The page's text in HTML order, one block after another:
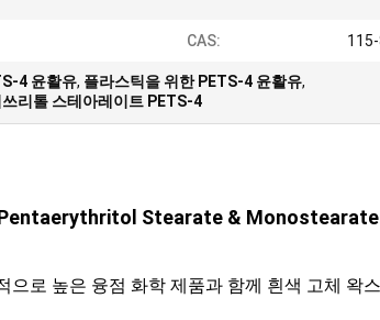
CAS:
4 윤활유, 플라스틱을 위한 PETS-4 윤활유,
리톨 스테아레이트 PETS-4
Stearate & Monostearate
로 높은 융점 화학 제품과 함께 흰색 고체 왁